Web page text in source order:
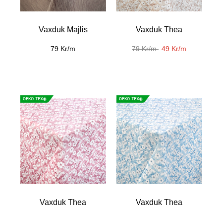
Vaxduk Majlis
79 Kr/m
Vaxduk Thea
79 Kr/m 49 Kr/m
Vaxduk Thea Vaxduk Thea